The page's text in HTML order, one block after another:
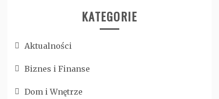
KATEGORIE
Aktualności
Biznes i Finanse
Dom i Wnętrze